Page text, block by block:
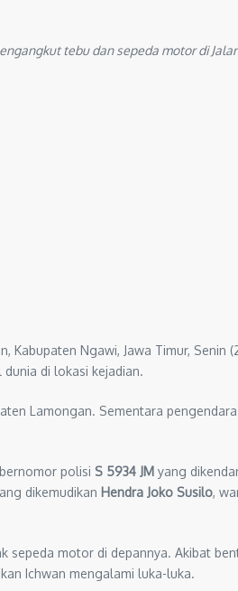
tebu dan sepeda motor di
Kabupaten Ngawi, Jawa Timur,
di lokasi kejadian.
Lamongan. Sementara
polisi S 5934 JM yang
dikemudikan Hendra Joko Susilo,
motor di depannya. Akibat
Ichwan mengalami luka-luka.